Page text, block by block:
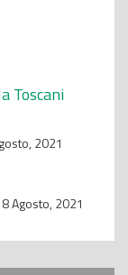
Toscani
2021
Agosto, 2021